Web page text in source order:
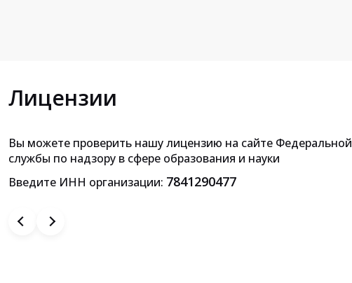
Лицензии
Вы можете проверить нашу лицензию на сайте Федеральной
службы по надзору в сфере образования и науки
Введите ИНН организации: 7841290477
Приложение к лицензии на осуществление
образовательной деятельности